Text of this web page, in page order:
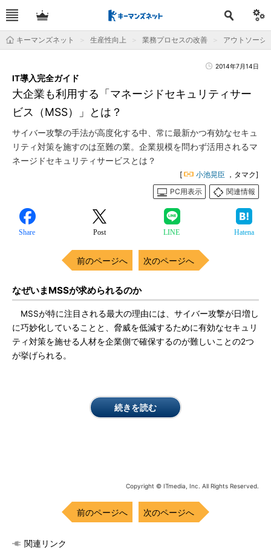
キーマンズネット 生産性向上 業務プロセスの改善 アウトソーシ
2014年7月14日
大企業も利用する「マネージドセキュリティサー
ビス（MSS）」とは？
IT導入完全ガイド
サイバー攻撃の手法が高度化する中、常に最新かつ有効なセキュ
リティ対策を施すのは至難の業。企業規模を問わず活用されるマ
ネージドセキュリティサービスとは？
[ 小池晃臣 ，タマク]
PC用表示
関連情報
Share Post LINE Hatena
前のページへ 次のページへ
なぜいまMSSが求められるのか
MSSが特に注目される最大の理由には、サイバー攻撃が日増し
に巧妙化していることと、脅威を低減するために有効なセキュリ
ティ対策を施せる人材を企業側で確保するのが難しいことの2つ
が挙げられる。
続きを読む
Copyright © ITmedia, Inc. All Rights Reserved.
前のページへ 次のページへ
関連リンク